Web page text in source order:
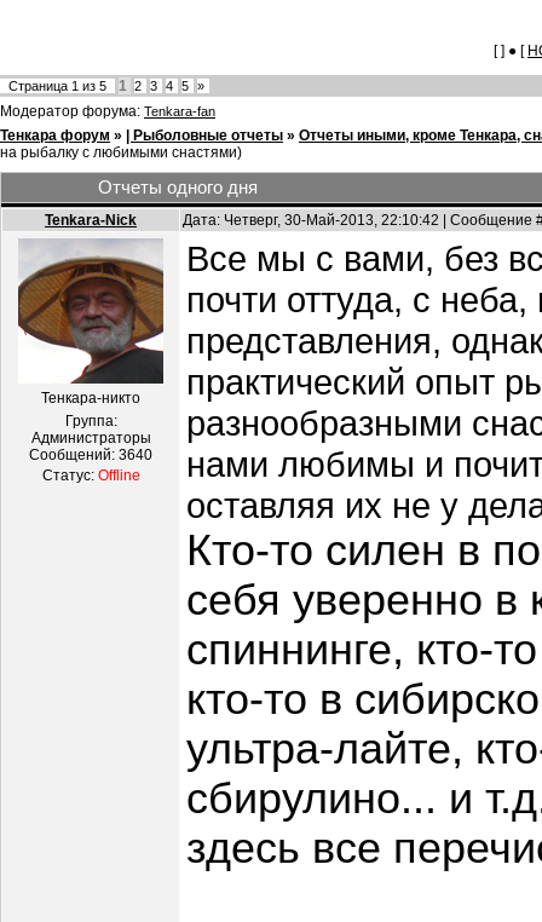
[ ] ● [
Страница 1 из 5 1 2 3 4 5 »
Модератор форума: Tenkara-fan
Тенкара форум » | Рыболовные отчеты » Отчеты иными, кроме Тенкара,
на рыбалку с любимыми снастями)
Отчеты одного дня
Tenkara-Nick Дата: Четверг, 30-Май-2013, 22:10:42 | Сообщение
Тенкара-никто
Группа:
Администраторы
Сообщений: 3640
Статус: Offline
Все мы с вами, без
почти оттуда, с
представления,
практический опыт
разнообразными
нами любимы и
оставляя их не у
Кто-то силен в
себя уверенно в
спиннинге, кто-
кто-то в
ультра-лайте,
сбирулино... и
здесь все